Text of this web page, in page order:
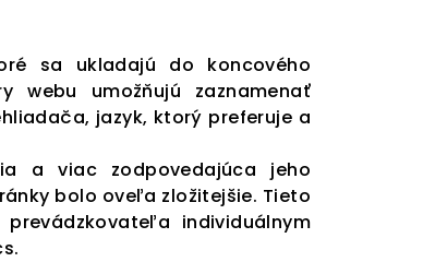
sa ukladajú do koncového
webu umožňujú zaznamenať
jazyk, ktorý preferuje a
a viac zodpovedajúca jeho
bolo oveľa zložitejšie. Tieto
individuálnym